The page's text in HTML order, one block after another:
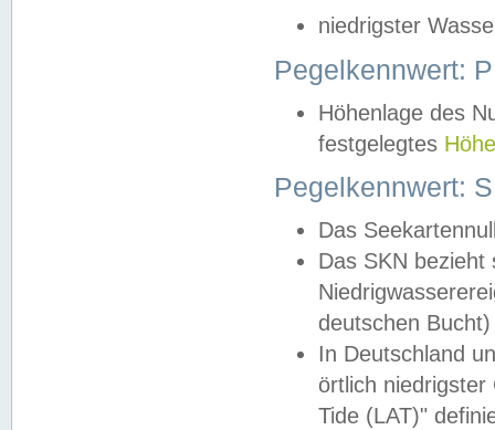
niedrigster
Pegelkennwert:
Höhenlage des
festgelegtes
Pegelkennwert:
Das
Das SKN
deutschen
In Deutschland
örtlich
Tide (LAT)"